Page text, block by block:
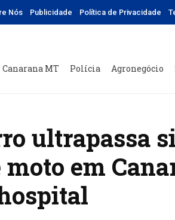
Nós Publicidade Política de Privacidade
Canarana MT Polícia Agronegócio
ultrapassa
em